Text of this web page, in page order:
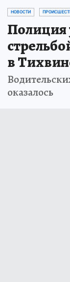
НОВОСТИ
Полиция
в
оказалось